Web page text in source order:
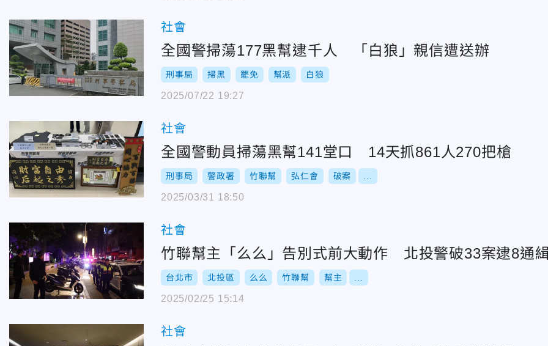
社會
全國警掃蕩177黑幫逮千人 「白狼」親信遭送辦
刑事局 掃黑 罷免 幫派 白狼
2025/07/22 19:27
社會
全國警動員掃蕩黑幫141堂口 14天抓861人270把槍
刑事局 警政署 竹聯幫 弘仁會 破案
2025/03/31 18:50
社會
竹聯幫主「么么」告別式前大動作 北投警破33案逮8通
台北市 北投區 么么 竹聯幫 幫主
2025/02/25 15:14
社會